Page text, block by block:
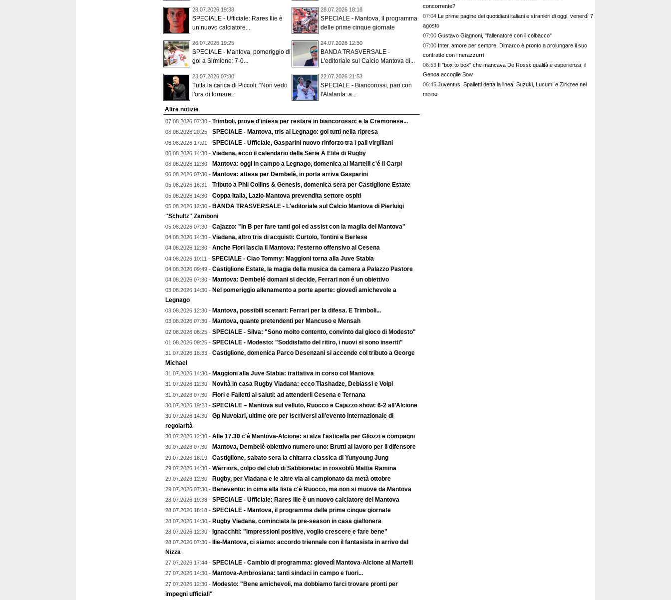
28.07.2026 19:38
SPECIALE - Ufficiale: Rares Ilie è
un nuovo calciatore...
28.07.2026 18:18
SPECIALE - Mantova, il programma
delle prime cinque giornate
26.07.2026 19:25
SPECIALE - Mantova, pomeriggio di
gol a Sirmione: 7-0...
24.07.2026 12:30
BANDA TRASVERSALE -
L'editoriale sul Calcio Mantova di...
23.07.2026 07:30
Tutta la carica di Piccoli: "Non vedo
l'ora di tornare...
22.07.2026 21:53
SPECIALE - Biancorossi, pari con
l'Atalanta: a...
Altre notizie
07.08.2026 07:30 - Trimboli, prove d'intesa per restare in biancorosso: e la Cremonese...
06.08.2026 20:25 - SPECIALE - Mantova, tris al Legnago: gol tutti nella ripresa
06.08.2026 17:01 - SPECIALE - Ufficiale, Gasparini nuovo rinforzo tra i pali virgiliani
06.08.2026 14:30 - Viadana, ecco il calendario della Serie A Elite di Rugby
06.08.2026 12:30 - Mantova: oggi in campo a Legnago, domenica al Martelli c'é il Carpi
06.08.2026 07:30 - Mantova: attesa per Dembelè, in porta arriva Gasparini
05.08.2026 16:31 - Tributo a Phil Collins & Genesis, domenica sera per Castiglione Estate
05.08.2026 14:30 - Coppa Italia, Lazio-Mantova prevendita settore ospiti
05.08.2026 12:30 - BANDA TRASVERSALE - L'editoriale sul Calcio Mantova di Pierluigi
"Schultz" Zamboni
05.08.2026 07:30 - Cajazzo: "In B per fare tanti gol ed assist con la maglia del Mantova"
04.08.2026 14:30 - Viadana, altro tris di acquisti: Curtolo, Tontini e Berlese
04.08.2026 12:30 - Anche Fiori lascia il Mantova: l'esterno offensivo al Cesena
04.08.2026 10:11 - SPECIALE - Ciao Tommy: Maggioni torna alla Juve Stabia
04.08.2026 09:49 - Castiglione Estate, la magia della musica da camera a Palazzo Pastore
04.08.2026 07:30 - Mantova: Dembelé domani si decide, Ferrari non é un obiettivo
03.08.2026 14:30 - Nel pomeriggio allenamento a porte aperte: giovedì amichevole a
Legnago
03.08.2026 12:30 - Mantova, possibili scenari: Ferrari per la difesa. E Trimboli...
03.08.2026 07:30 - Mantova, quante pretendenti per Mancuso e Mensah
02.08.2026 08:25 - SPECIALE - Silva: "Sono molto contento, convinto dal gioco di Modesto"
01.08.2026 09:25 - SPECIALE - Modesto: "Soddisfatto del ritiro, i nuovi si sono inseriti"
31.07.2026 18:33 - Castiglione, domenica Parco Desenzani si accende col tributo a George
Michael
31.07.2026 14:30 - Maggioni alla Juve Stabia: trattativa in corso col Mantova
31.07.2026 12:30 - Novità in casa Rugby Viadana: ecco Tlashadze, Debiassi e Volpi
31.07.2026 07:30 - Fiori e Falletti ai saluti: ad attenderli Cesena e Ternana
30.07.2026 19:23 - SPECIALE – Mantova sul velluto, Ruocco e Cajazzo show: 6-2 all’Alcione
30.07.2026 14:30 - Gp Nuvolari, ultime ore per iscriversi all’evento internazionale di
regolarità
30.07.2026 12:30 - Alle 17.30 c'è Mantova-Alcione: si alza l'asticella per Gliozzi e compagni
30.07.2026 07:30 - Mantova, Dembelè obiettivo numero uno: Brutti al lavoro per il difensore
29.07.2026 16:19 - Castiglione, sabato sera la chitarra classica di Yunyoung Jung
29.07.2026 14:30 - Warriors, colpo del club di Sabbioneta: in rossoblù Mattia Ramina
29.07.2026 12:30 - Rugby, per Viadana e le altre via al campionato da metà ottobre
29.07.2026 07:30 - Benevento: in cima alla lista c'è Ruocco, ma non si muove da Mantova
28.07.2026 19:38 - SPECIALE - Ufficiale: Rares Ilie è un nuovo calciatore del Mantova
28.07.2026 18:18 - SPECIALE - Mantova, il programma delle prime cinque giornate
28.07.2026 14:30 - Rugby Viadana, cominciata la pre-season in casa giallonera
28.07.2026 12:30 - Ignacchiti: "Impressioni positive, voglio crescere e fare bene"
28.07.2026 07:30 -
Ilie-Mantova, ci siamo: accordo triennale con il fantasista in arrivo dal
Nizza
27.07.2026 17:44 - SPECIALE - Cambio di programma: giovedì Mantova-Alcione al Martelli
27.07.2026 14:30 - Mantova-Ambrosiana: tanti sindaci in campo e fuori...
27.07.2026 12:30 - Modesto: "Bene amichevoli, ma dobbiamo farci trovare pronti per
impegni ufficiali"
concorrente?
07:04 Le prime pagine dei quotidiani italiani e stranieri di oggi, venerdì 7
agosto
07:00 Gustavo Giagnoni, "l'allenatore con il colbacco"
07:00 Inter, amore per sempre. Dimarco è pronto a prolungare il suo
contratto con i nerazzurri
06:53 Il "box to box" che mancava De Rossi: qualità e esperienza, il
Genoa accoglie Sow
06:45 Juventus, Spalletti detta la linea: Suzuki, Lucumí e Zirkzee nel
mirino